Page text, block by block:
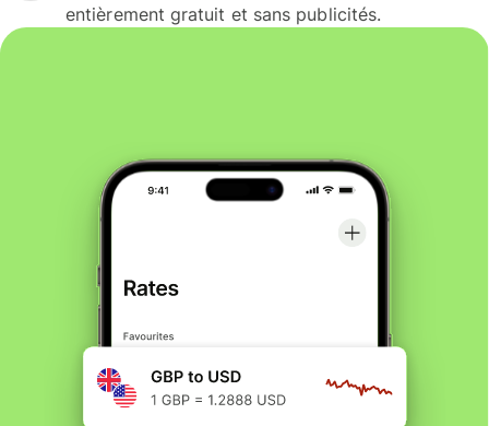
entièrement gratuit et sans publicités.